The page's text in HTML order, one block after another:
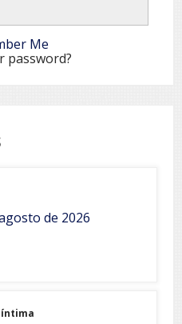
Me
password?
de 2026